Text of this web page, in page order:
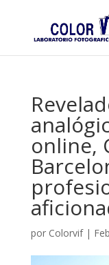
online,
por Colorvif|